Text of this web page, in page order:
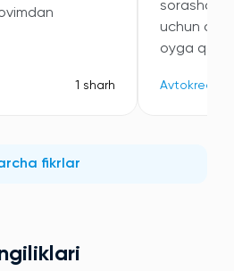
1 sharh
sorashdi
uchun
oyga
fikrlar